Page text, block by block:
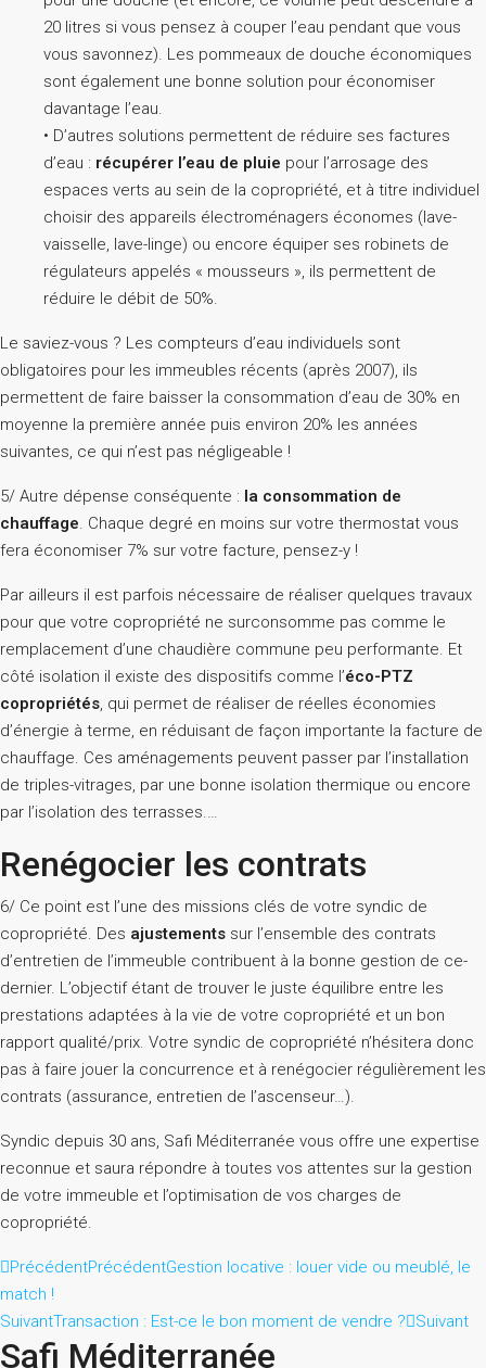
20 litres si vous pensez à couper l’eau pendant que vous
vous savonnez). Les pommeaux de douche économiques
sont également une bonne solution pour économiser
davantage l’eau.
• D’autres solutions permettent de réduire ses factures
d’eau : récupérer l’eau de pluie pour l’arrosage des
espaces verts au sein de la copropriété, et à titre individuel
choisir des appareils électroménagers économes (lave-
vaisselle, lave-linge) ou encore équiper ses robinets de
régulateurs appelés « mousseurs », ils permettent de
réduire le débit de 50%.
Le saviez-vous ? Les compteurs d’eau individuels sont
obligatoires pour les immeubles récents (après 2007), ils
permettent de faire baisser la consommation d’eau de 30% en
moyenne la première année puis environ 20% les années
suivantes, ce qui n’est pas négligeable !
5/ Autre dépense conséquente : la consommation de
chauffage. Chaque degré en moins sur votre thermostat vous
fera économiser 7% sur votre facture, pensez-y !
Par ailleurs il est parfois nécessaire de réaliser quelques travaux
pour que votre copropriété ne surconsomme pas comme le
remplacement d’une chaudière commune peu performante. Et
côté isolation il existe des dispositifs comme l’éco-PTZ
copropriétés, qui permet de réaliser de réelles économies
d’énergie à terme, en réduisant de façon importante la facture de
chauffage. Ces aménagements peuvent passer par l’installation
de triples-vitrages, par une bonne isolation thermique ou encore
par l’isolation des terrasses.…
Renégocier les contrats
6/ Ce point est l’une des missions clés de votre syndic de
copropriété. Des ajustements sur l’ensemble des contrats
d’entretien de l’immeuble contribuent à la bonne gestion de ce-
dernier. L’objectif étant de trouver le juste équilibre entre les
prestations adaptées à la vie de votre copropriété et un bon
rapport qualité/prix. Votre syndic de copropriété n’hésitera donc
pas à faire jouer la concurrence et à renégocier régulièrement les
contrats (assurance, entretien de l’ascenseur…).
Syndic depuis 30 ans, Safi Méditerranée vous offre une expertise
reconnue et saura répondre à toutes vos attentes sur la gestion
de votre immeuble et l’optimisation de vos charges de
copropriété.
PrécédentPrécédentGestion locative : louer vide ou meublé, le
match !
SuivantTransaction : Est-ce le bon moment de vendre ? Suivant
Safi Méditerranée